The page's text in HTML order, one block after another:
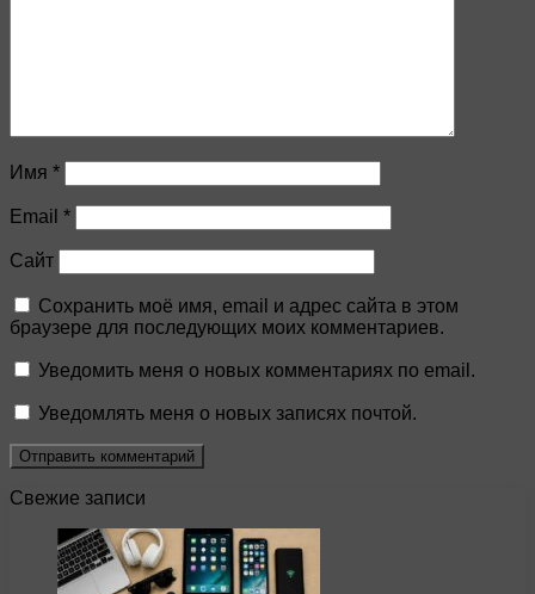
Имя *
Email *
Сайт
Сохранить моё имя, email и адрес сайта в этом
браузере для последующих моих комментариев.
Уведомить меня о новых комментариях по email.
Уведомлять меня о новых записях почтой.
Свежие записи